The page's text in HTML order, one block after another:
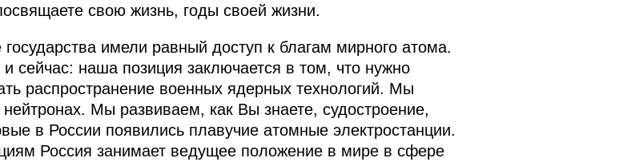
свою жизнь, годы своей жизни.
имели равный доступ к благам мирного атома.
сейчас: наша позиция заключается в том, что нужно
распространение военных ядерных технологий. Мы
Мы развиваем, как Вы знаете, судостроение,
в России появились плавучие атомные электростанции.
Россия занимает ведущее положение в мире в сфере